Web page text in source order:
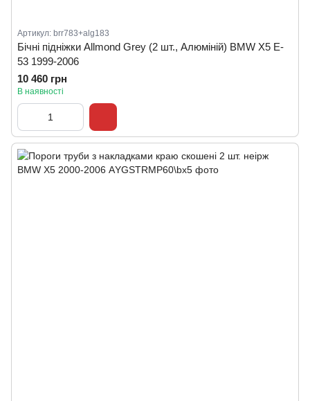
Артикул: brr783+alg183
Бічні підніжки Allmond Grey (2 шт., Алюміній) BMW X5 E-
53 1999-2006
10 460 грн
В наявності